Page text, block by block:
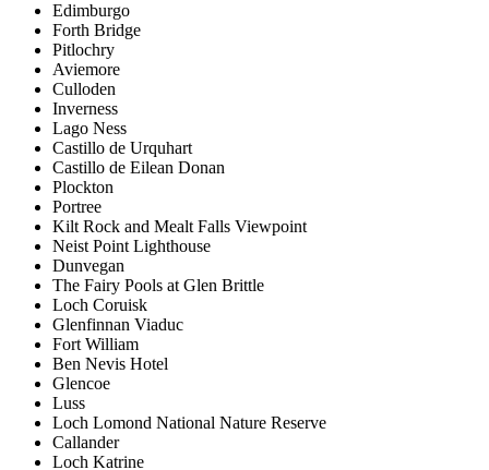
Edimburgo
Forth Bridge
Pitlochry
Aviemore
Culloden
Inverness
Lago Ness
Castillo de Urquhart
Castillo de Eilean Donan
Plockton
Portree
Kilt Rock and Mealt Falls Viewpoint
Neist Point Lighthouse
Dunvegan
The Fairy Pools at Glen Brittle
Loch Coruisk
Glenfinnan Viaduc
Fort William
Ben Nevis Hotel
Glencoe
Luss
Loch Lomond National Nature Reserve
Callander
Loch Katrine